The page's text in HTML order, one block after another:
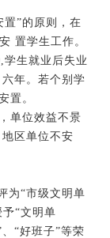
”的原则，在
置学生工作。
生就业后失业
年。若个别学
置。
单位效益不景
区单位不安
为“市级文明单
“文明单
“好班子”等荣